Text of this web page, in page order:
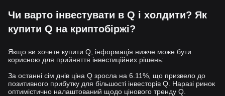
Чи варто інвестувати в Q і холдити? Як
купити Q на криптобіржі?
Якщо ви хочете купити Q, інформація нижче може бути
корисною для прийняття інвестиційних рішень:
За останні сім днів ціна Q зросла на 6.11%, що призвело до
позитивного прибутку для більшості інвесторів Q. Наразі ринок
оптимістично налаштований щодо цінового тренду Q.